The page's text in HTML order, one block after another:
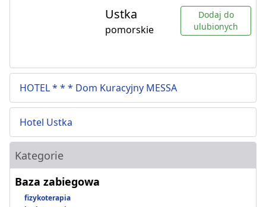
Ustka
pomorskie
Dodaj do
ulubionych
HOTEL * * * Dom Kuracyjny MESSA
Hotel Ustka
Kategorie
Baza zabiegowa
fizykoterapia